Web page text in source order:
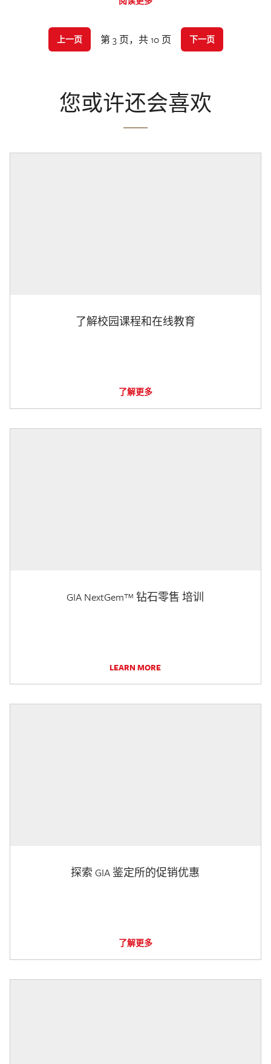
上一页 第 3 页，共 10 页 下一页
您或许还会喜欢
了解校园课程和在线教育
了解更多
GIA NextGem™ 钻石零售 培训
LEARN MORE
探索 GIA 鉴定所的促销优惠
了解更多